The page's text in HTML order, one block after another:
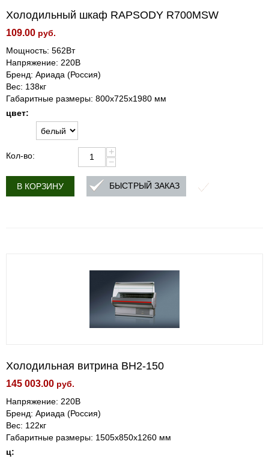
Холодильный шкаф RAPSODY R700МSW
109.00 руб.
Мощность: 562Вт
Напряжение: 220В
Бренд: Ариада (Россия)
Вес: 138кг
Габаритные размеры: 800х725х1980 мм
цвет:
Кол-во:
+
−
В КОРЗИНУ БЫСТРЫЙ ЗАКАЗ
Холодильная витрина BН2-150
145 003.00 руб.
Напряжение: 220В
Бренд: Ариада (Россия)
Вес: 122кг
Габаритные размеры: 1505х850х1260 мм
ц: